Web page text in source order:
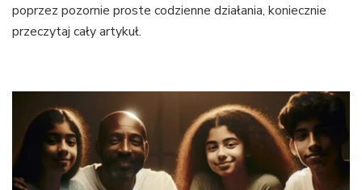
poprzez pozornie proste codzienne działania, koniecznie
przeczytaj cały artykuł.